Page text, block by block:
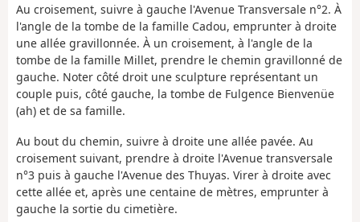
Au croisement, suivre à gauche l'Avenue Transversale n°2. À
l'angle de la tombe de la famille Cadou, emprunter à droite
une allée gravillonnée. À un croisement, à l'angle de la
tombe de la famille Millet, prendre le chemin gravillonné de
gauche. Noter côté droit une sculpture représentant un
couple puis, côté gauche, la tombe de Fulgence Bienvenüe
(ah) et de sa famille.
Au bout du chemin, suivre à droite une allée pavée. Au
croisement suivant, prendre à droite l'Avenue transversale
n°3 puis à gauche l'Avenue des Thuyas. Virer à droite avec
cette allée et, après une centaine de mètres, emprunter à
gauche la sortie du cimetière.